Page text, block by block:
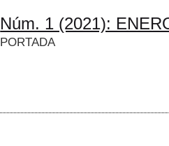
Núm. 1 (2021):
PORTADA